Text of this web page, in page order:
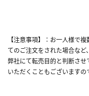
【注意事項】：お一人様で
てのご注文をされた場合など、
弊社にて転売目的と判断さ
いただくこともございますの